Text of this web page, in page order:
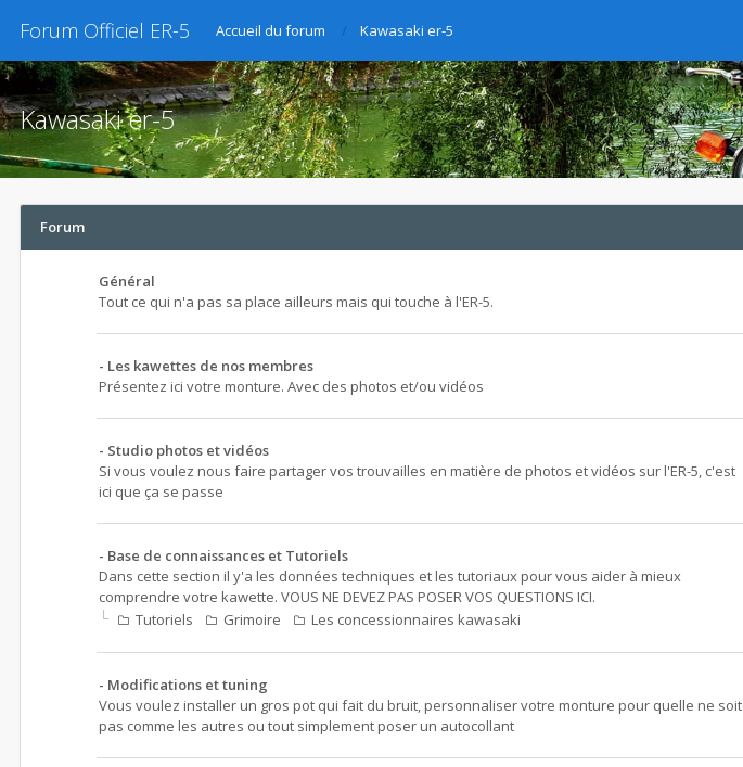
Forum Officiel ER-5 Accueil du forum Kawasaki er-5
Kawasaki er-5
Forum
Général
Tout ce qui n'a pas sa place ailleurs mais qui touche à l'ER-5.
- Les kawettes de nos membres
Présentez ici votre monture. Avec des photos et/ou vidéos
- Studio photos et vidéos
Si vous voulez nous faire partager vos trouvailles en matière de photos et vidéos sur l'ER-5, c'est
ici que ça se passe
- Base de connaissances et Tutoriels
Dans cette section il y'a les données techniques et les tutoriaux pour vous aider à mieux
comprendre votre kawette. VOUS NE DEVEZ PAS POSER VOS QUESTIONS ICI.
Tutoriels
Grimoire Les concessionnaires kawasaki
- Modifications et tuning
Vous voulez installer un gros pot qui fait du bruit, personnaliser votre monture pour quelle ne soit
pas comme les autres ou tout simplement poser un autocollant